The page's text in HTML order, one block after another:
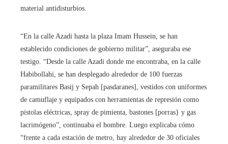
material antidisturbios.
“En la calle Azadi hasta la plaza Imam Hussein, se han
establecido condiciones de gobierno militar”, aseguraba ese
testigo. “Desde la calle Azadi donde me encontraba, en la calle
Habibollahi, se han desplegado alrededor de 100 fuerzas
paramilitares Basij y Sepah [pasdaranes], vestidos con uniformes
de camuflaje y equipados con herramientas de represión como
pistolas eléctricas, spray de pimienta, bastones [porras} y gas
lacrimógeno”, continuaba el hombre. Luego explicaba cómo
“frente a cada estación de metro, hay alrededor de 30 oficiales